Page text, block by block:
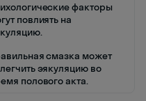
факторы
повлиять на
смазка может
эякуляцию во
полового акта.